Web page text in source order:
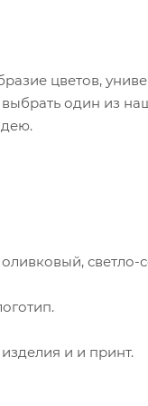
цветов,
один из
и и принт.